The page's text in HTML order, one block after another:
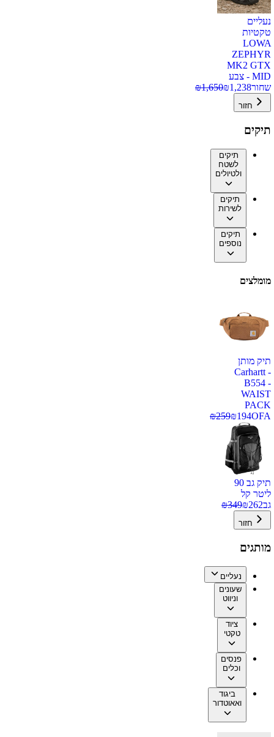
נעליים
טקטיות
LOWA
ZEPHYR
MK2 GTX
MID - צבע
שחור
₪1,238
₪1,650
חזור
תיקים
תיקים
לשטח
ולטיולים
תיקים
לשירות
תיקים
נוספים
מומלצים
תיק מותן
Carhartt -
B554 -
WAIST
PACK
OFA
₪194
₪259
תיק גב 90
ליטר קל
גב
₪262
₪349
חזור
מותגים
נעליים
שעונים
וניווט
ציוד
טקטי
פנסים
וכלים
ביגוד
ואאוטדור